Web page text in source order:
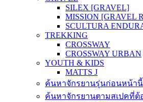
SILEX [GRAVEL]
MISSION [GRAVEL
SCULTURA
TREKKING
CROSSWAY
CROSSWAY URBAN
YOUTH & KIDS
MATTS J
ค้นหาจักรยานรุ่นก่อนหน้านี้
ค้นหาจักรยานตามสเปคที่ต้